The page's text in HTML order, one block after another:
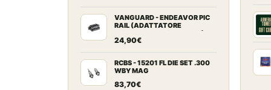
VANGUARD - ENDEAVOR PIC
RAIL (ADATTATORE
PICATINNY PER CARABINE)
24,90€
RCBS - 15201 FL DIE SET .300
WBY MAG
83,70€